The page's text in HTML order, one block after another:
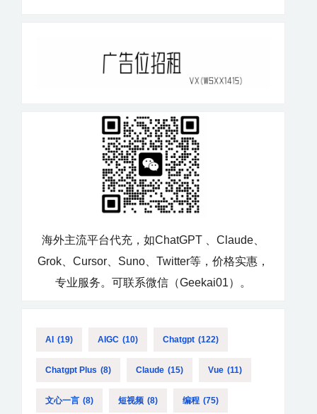
海外主流平台代充，如ChatGPT 、Claude、
Grok、Cursor、Suno、Twitter等，价格实惠，
专业服务。可联系微信（Geekai01）。
AI (19) AIGC (10) Chatgpt (122)
Chatgpt Plus (8) Claude (15) Vue (11)
文心一言 (8) 短视频 (8) 编程 (75)